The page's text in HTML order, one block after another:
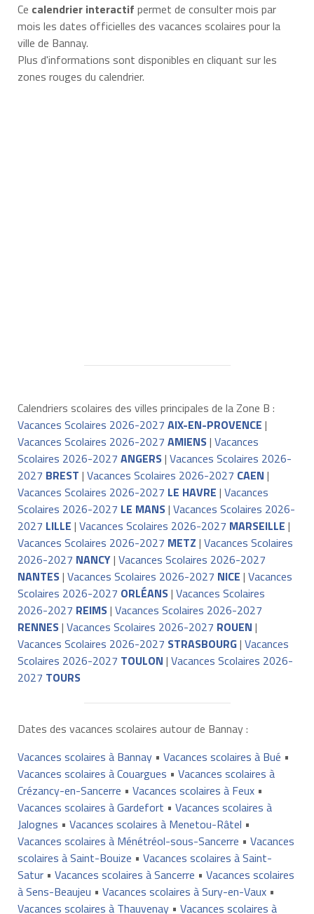
Ce calendrier interactif permet de consulter mois par
mois les dates officielles des vacances scolaires pour la
ville de Bannay.
Plus d'informations sont disponibles en cliquant sur les
zones rouges du calendrier.
Calendriers scolaires des villes principales de la Zone B :
Vacances Scolaires 2026-2027 AIX-EN-PROVENCE |
Vacances Scolaires 2026-2027 AMIENS| Vacances
Scolaires 2026-2027 ANGERS| Vacances Scolaires 2026-
2027 BREST | Vacances Scolaires 2026-2027 CAEN |
Vacances Scolaires 2026-2027 LE HAVRE | Vacances
Scolaires 2026-2027 LE MANS| Vacances Scolaires 2026-
2027 LILLE | Vacances Scolaires 2026-2027 MARSEILLE |
Vacances Scolaires 2026-2027 METZ | Vacances Scolaires
2026-2027 NANCY| Vacances Scolaires 2026-2027
NANTES| Vacances Scolaires 2026-2027 NICE | Vacances
Scolaires 2026-2027 ORLÉANS| Vacances Scolaires
2026-2027 REIMS| Vacances Scolaires 2026-2027
RENNES| Vacances Scolaires 2026-2027 ROUEN |
Vacances Scolaires 2026-2027 STRASBOURG| Vacances
Scolaires 2026-2027 TOULON | Vacances Scolaires 2026-
2027 TOURS
Dates des vacances scolaires autour de Bannay :
Vacances scolaires à Bannay• Vacances scolaires à Bué •
Vacances scolaires à Couargues • Vacances scolaires à
Crézancy-en-Sancerre • Vacances scolaires à Feux•
Vacances scolaires à Gardefort • Vacances scolaires à
Jalognes • Vacances scolaires à Menetou-Râtel •
Vacances scolaires à Ménétréol-sous-Sancerre • Vacances
scolaires à Saint-Bouize • Vacances scolaires à Saint-
Satur• Vacances scolaires à Sancerre • Vacances scolaires
à Sens-Beaujeu • Vacances scolaires à Sury-en-Vaux•
Vacances scolaires à Thauvenay• Vacances scolaires à